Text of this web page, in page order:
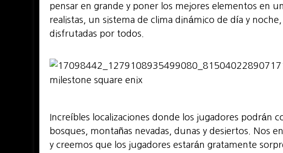
pensar en grande y poner los mejores elementos en
realistas, un sistema de clima dinámico de día y
disfrutadas por todos.
Increíbles localizaciones donde los jugadores podrán
bosques, montañas nevadas, dunas y desiertos. Nos
y creemos que los jugadores estarán gratamente